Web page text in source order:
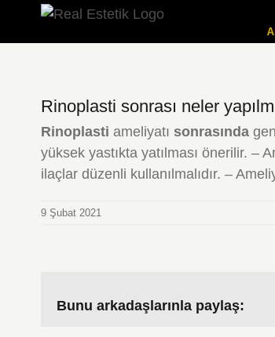
Rinoplasti sonrası neler
Rinoplasti ameliyatı sonrasında
yüksek yastıkta yatılması önerilir. –
ilaçlar düzenli kullanılmalıdır. –
9 Şubat 2021
Bunu arkadaşlarınla paylaş: